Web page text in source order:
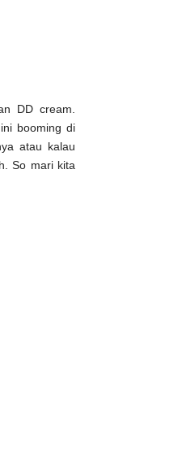
DD cream.
booming di
atau kalau
So mari kita